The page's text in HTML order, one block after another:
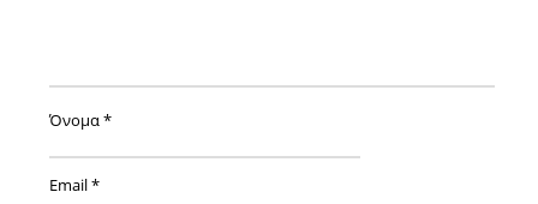
Όνομα*
Email*